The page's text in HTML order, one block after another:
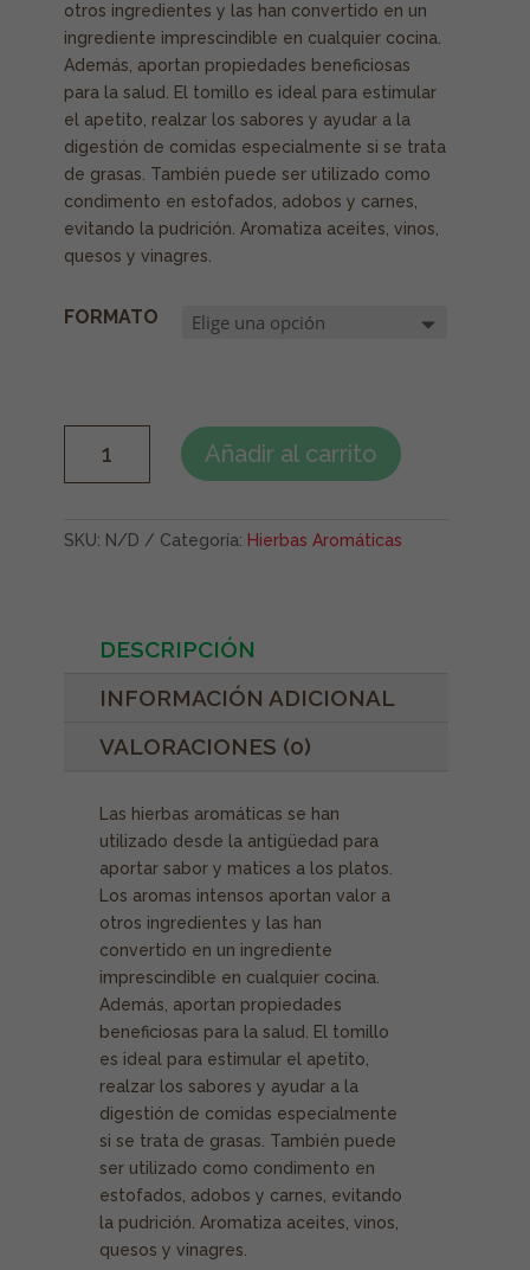
otros ingredientes y las han convertido en un
ingrediente imprescindible en cualquier cocina.
Además, aportan propiedades beneficiosas
para la salud. El tomillo es ideal para estimular
el apetito, realzar los sabores y ayudar a la
digestión de comidas especialmente si se trata
de grasas. También puede ser utilizado como
condimento en estofados, adobos y carnes,
evitando la pudrición. Aromatiza aceites, vinos,
quesos y vinagres.
FORMATO
CANTIDAD
Añadir al carrito
SKU: N/D Categoría: Hierbas Aromáticas
DESCRIPCIÓN
INFORMACIÓN ADICIONAL
VALORACIONES (0)
Las hierbas aromáticas se han
utilizado desde la antigüedad para
aportar sabor y matices a los platos.
Los aromas intensos aportan valor a
otros ingredientes y las han
convertido en un ingrediente
imprescindible en cualquier cocina.
Además, aportan propiedades
beneficiosas para la salud. El tomillo
es ideal para estimular el apetito,
realzar los sabores y ayudar a la
digestión de comidas especialmente
si se trata de grasas. También puede
ser utilizado como condimento en
estofados, adobos y carnes, evitando
la pudrición. Aromatiza aceites, vinos,
quesos y vinagres.